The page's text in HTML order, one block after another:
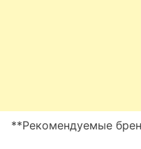
**Рекомендуемые